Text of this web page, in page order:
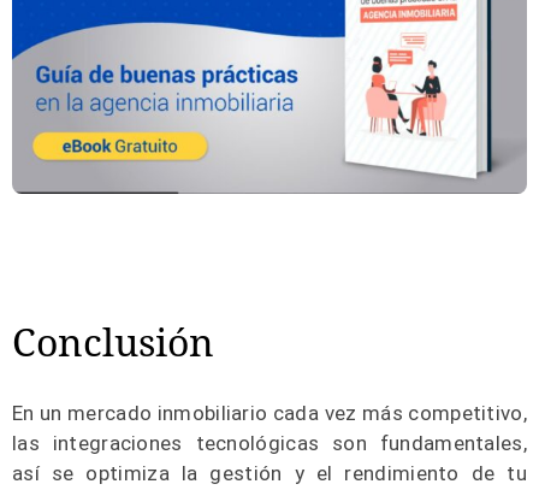
Conclusión
En un mercado inmobiliario cada vez más competitivo,
las integraciones tecnológicas son fundamentales,
así se optimiza la gestión y el rendimiento de tu